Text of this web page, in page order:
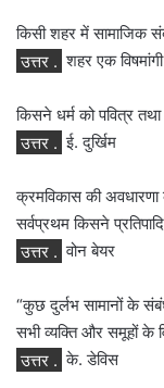
किसी शहर में सामाजिक
उत्तर . शहर एक
किसने धर्म को पवित्र
उत्तर . ई. दुर्खिम
क्रमविकास की
सर्वप्रथम किसने
उत्तर . वोन बेयर
“कुछ दुर्लभ सामानों के
सभी व्यक्ति और समूहों के
उत्तर . के. डेविस